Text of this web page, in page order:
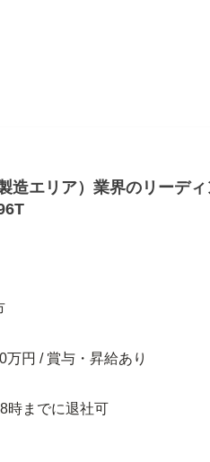
造エリア）業界のリーデ
円 / 賞与・昇給あり
時までに退社可